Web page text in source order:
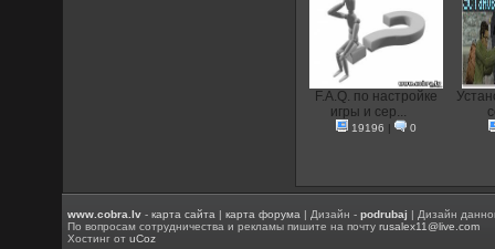
F.A.Q. по настройке
игры и сер...
19196 | 0
www.cobra.lv -карта сайта |карта форума | Дизайн -podrubaj | Дизайн
По вопросам сотрудничества и рекламы пишите на почтуrusalex11@live.com
Хостинг отuCoz